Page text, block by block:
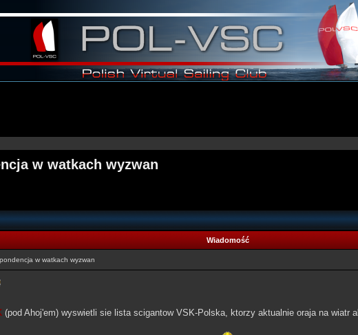
w watkach wyzwan
Wiadomość
w watkach wyzwan
(pod Ahoj'em) wyswietli sie lista scigantow VSK-Polska, ktorzy aktualnie oraja na wiatr